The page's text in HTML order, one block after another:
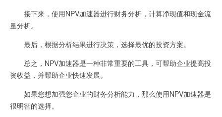
接下来，使用NPV加速器进行财务分析，计算净现值和现金流
量分析。
最后，根据分析结果进行决策，选择最优的投资方案。
总之，NPV加速器是一种非常重要的工具，可帮助企业提高投
资收益，并帮助企业快速发展。
如果您想加强您企业的财务分析能力，那么使用NPV加速器是
很明智的选择。